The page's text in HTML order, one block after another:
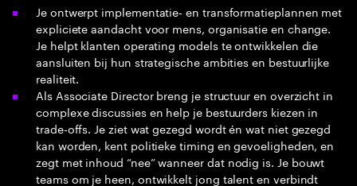
Je ontwerpt implementatie‑ en transformatieplannen met
expliciete aandacht voor mens, organisatie en change.
Je helpt klanten operating models te ontwikkelen die
aansluiten bij hun strategische ambities en bestuurlijke
realiteit.
Als Associate Director breng je structuur en overzicht in
complexe discussies en help je bestuurders kiezen in
trade-offs. Je ziet wat gezegd wordt én wat niet gezegd
kan worden, kent politieke timing en gevoeligheden, en
zegt met inhoud “nee” wanneer dat nodig is. Je bouwt
teams om je heen, ontwikkelt jong talent en verbindt